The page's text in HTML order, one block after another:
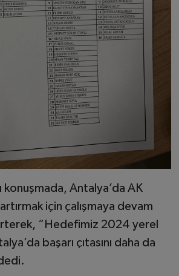
konuşmada, Antalya’da AK
için çalışmaya devam
“Hedefimiz 2024 yerel
başarı çıtasını daha da